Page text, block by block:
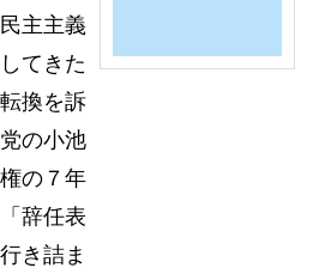
主主義
てきた
換を訴
の小池
の７年
辞任表
き詰ま